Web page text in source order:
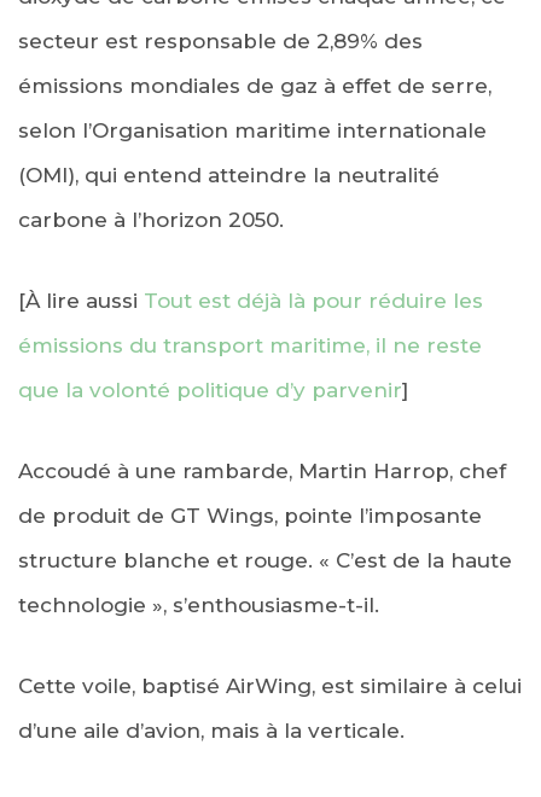
secteur est responsable de 2,89% des
émissions mondiales de gaz à effet de serre,
selon l’Organisation maritime internationale
(OMI), qui entend atteindre la neutralité
carbone à l’horizon 2050.
[À lire aussi Tout est déjà là pour réduire les
émissions du transport maritime, il ne reste
que la volonté politique d’y parvenir]
Accoudé à une rambarde, Martin Harrop, chef
de produit de GT Wings, pointe l’imposante
structure blanche et rouge. « C’est de la haute
technologie », s’enthousiasme-t-il.
Cette voile, baptisé AirWing, est similaire à celui
d’une aile d’avion, mais à la verticale.